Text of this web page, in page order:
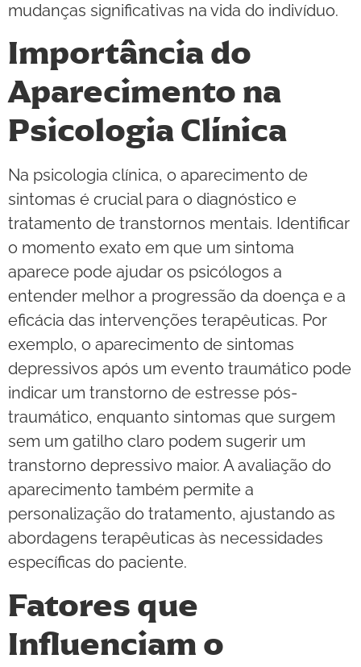
mudanças significativas na vida do indivíduo.
Importância do
Aparecimento na
Psicologia Clínica
Na psicologia clínica, o aparecimento de
sintomas é crucial para o diagnóstico e
tratamento de transtornos mentais. Identificar
o momento exato em que um sintoma
aparece pode ajudar os psicólogos a
entender melhor a progressão da doença e a
eficácia das intervenções terapêuticas. Por
exemplo, o aparecimento de sintomas
depressivos após um evento traumático pode
indicar um transtorno de estresse pós-
traumático, enquanto sintomas que surgem
sem um gatilho claro podem sugerir um
transtorno depressivo maior. A avaliação do
aparecimento também permite a
personalização do tratamento, ajustando as
abordagens terapêuticas às necessidades
específicas do paciente.
Fatores que
Influenciam o